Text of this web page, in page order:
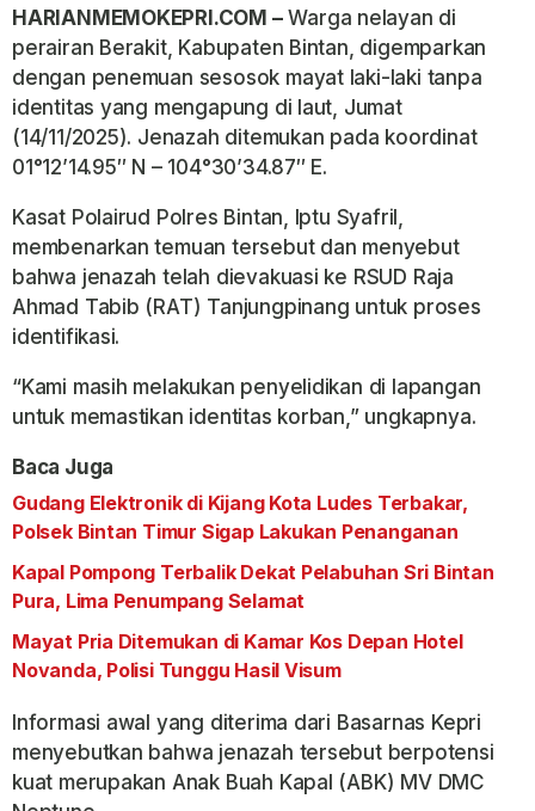
HARIANMEMOKEPRI.COM –Warga nelayan di
perairan Berakit, Kabupaten Bintan, digemparkan
dengan penemuan sesosok mayat laki-laki tanpa
identitas yang mengapung di laut, Jumat
(14/11/2025). Jenazah ditemukan pada koordinat
01°12’14.95″ N – 104°30’34.87″ E.
Kasat Polairud Polres Bintan, Iptu Syafril,
membenarkan temuan tersebut dan menyebut
bahwa jenazah telah dievakuasi ke RSUD Raja
Ahmad Tabib (RAT) Tanjungpinang untuk proses
identifikasi.
“Kami masih melakukan penyelidikan di lapangan
untuk memastikan identitas korban,” ungkapnya.
Baca Juga
Gudang Elektronik di Kijang Kota Ludes Terbakar,
Polsek Bintan Timur Sigap Lakukan Penanganan
Kapal Pompong Terbalik Dekat Pelabuhan Sri Bintan
Pura, Lima Penumpang Selamat
Mayat Pria Ditemukan di Kamar Kos Depan Hotel
Novanda, Polisi Tunggu Hasil Visum
Informasi awal yang diterima dari Basarnas Kepri
menyebutkan bahwa jenazah tersebut berpotensi
kuat merupakan Anak Buah Kapal (ABK) MV DMC